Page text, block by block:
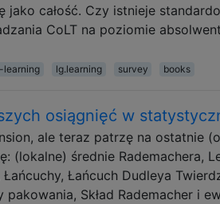
jako całość. Czy istnieje
CoLT na poziomie
learning lg.learning survey books
osiągnięć w
ale teraz patrzę na ostatnie
(lokalne) średnie Rademachera,
Łańcuch Dudleya
pakowania, Skład Rademacher i